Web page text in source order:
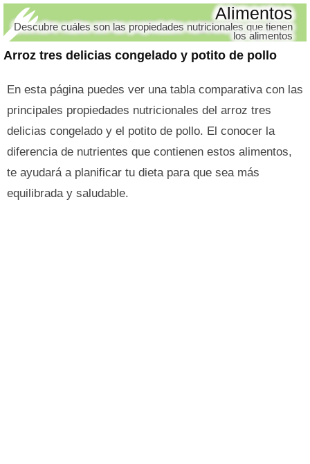
Arroz tres delicias congelado y potito de pollo
Alimentos
Descubre cuáles son las propiedades nutricionales que tienen
los alimentos
En esta página puedes ver una tabla comparativa con las
principales propiedades nutricionales del arroz tres
delicias congelado y el potito de pollo. El conocer la
diferencia de nutrientes que contienen estos alimentos,
te ayudará a planificar tu dieta para que sea más
equilibrada y saludable.